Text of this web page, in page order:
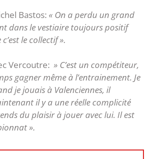
Bastos: « On a perdu un grand
dans le vestiaire toujours positif
le collectif ».
Vercoutre: » C’est un compétiteur,
gagner même à l’entrainement. Je
je jouais à Valenciennes, il
il y a une réelle complicité
du plaisir à jouer avec lui. Il est
».